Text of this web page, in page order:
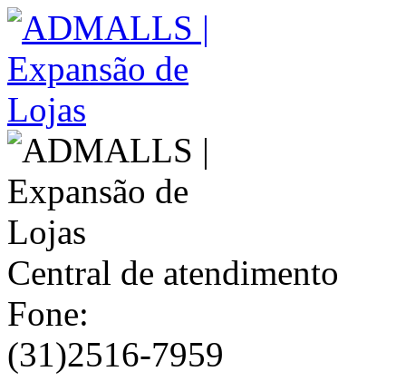
Central de atendimento
Fone:
(31)2516-7959